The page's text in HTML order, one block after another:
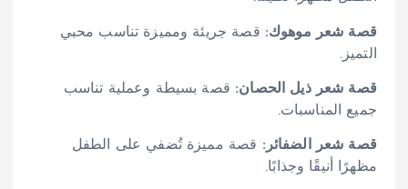
قصة شعر موهوك:قصة جريئة ومميزة تناسب محبي
التميز.
قصة شعر ذيل الحصان:قصة بسيطة وعملية تناسب
جميع المناسبات.
قصة شعر الضفائر: قصة مميزة تُضفي على الطفل
مظهرًا أنيقًا وجذابًا.